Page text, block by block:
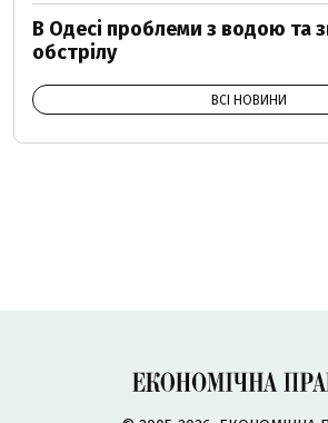
В Одесі проблеми з водою та
обстрілу
ВСІ НОВИНИ